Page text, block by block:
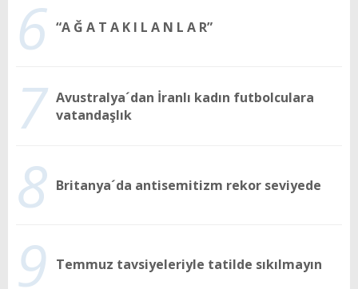
6 “A Ğ A T A K I L A N L A R”
7 Avustralya´dan İranlı kadın futbolculara
vatandaşlık
8 Britanya´da antisemitizm rekor seviyede
9 Temmuz tavsiyeleriyle tatilde sıkılmayın